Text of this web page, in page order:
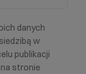
danych
w
publikacji
stronie